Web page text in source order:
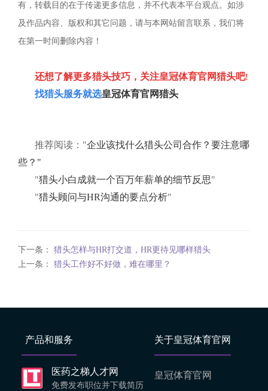
有，转载目的在于传递更多信息，并不代表本平台观点。如涉
及作品内容、版权和其它问题，请与本网站留言联系，我们将
在第一时间删除内容！
还想了解更多猎头技巧，关注皇冠体育官网猎头吧!
找猎头服务就选皇冠体育官网猎头
推荐阅读："企业该找什么猎头公司合作？要注意哪
些？"
"猎头小白成就一个百万年薪单的细节反思"
"猎头顾问与HR沟通的要点分析"
下一条： 猎头怎样与HR打交道，HR更待见哪样猎头
上一条： 猎头工作好不好做，难在哪里？
产品和服务
医药之梯人才网
免费发布职位并下载简历
关于皇冠体育官网
皇冠体育官网